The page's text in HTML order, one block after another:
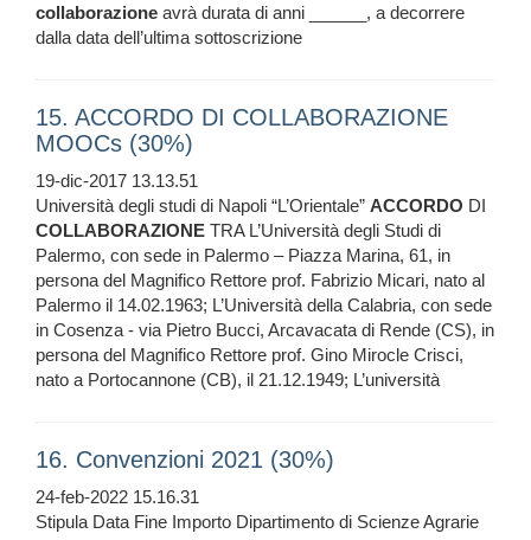
collaborazione avrà durata di anni ______, a decorrere
dalla data dell’ultima sottoscrizione
15. ACCORDO DI COLLABORAZIONE
MOOCs (30%)
19-dic-2017 13.13.51
Università degli studi di Napoli “L’Orientale” ACCORDO DI
COLLABORAZIONE TRA L’Università degli Studi di
Palermo, con sede in Palermo – Piazza Marina, 61, in
persona del Magnifico Rettore prof. Fabrizio Micari, nato al
Palermo il 14.02.1963; L’Università della Calabria, con sede
in Cosenza - via Pietro Bucci, Arcavacata di Rende (CS), in
persona del Magnifico Rettore prof. Gino Mirocle Crisci,
nato a Portocannone (CB), il 21.12.1949; L’università
16. Convenzioni 2021 (30%)
24-feb-2022 15.16.31
Stipula Data Fine Importo Dipartimento di Scienze Agrarie